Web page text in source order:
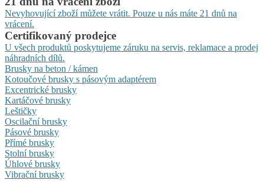
Nevyhovující zboží můžete vrátit. Pouze u nás máte 21 dnů na
vrácení.
Certifikovaný prodejce
U všech produktů poskytujeme záruku na servis, reklamace a prodej
náhradních dílů.
Brusky na beton / kámen
Kotoučové brusky s pásovým adaptérem
Excentrické brusky
Kartáčové brusky
Leštičky
Oscilační brusky
Pásové brusky
Přímé brusky
Stolní brusky
Úhlové brusky
Vibrační brusky